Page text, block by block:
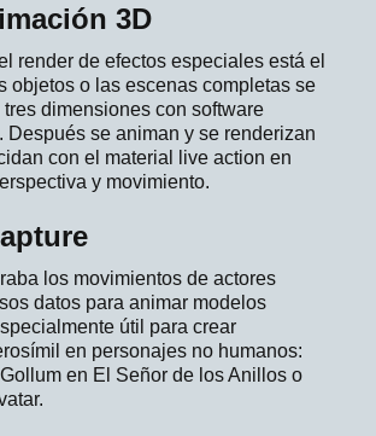
3D
render de efectos especiales está el
objetos o las escenas completas se
dimensiones con software
Después se animan y se renderizan
con el material live action en
y movimiento.
los movimientos de actores
datos para animar modelos
útil para crear
en personajes no humanos:
en El Señor de los Anillos o